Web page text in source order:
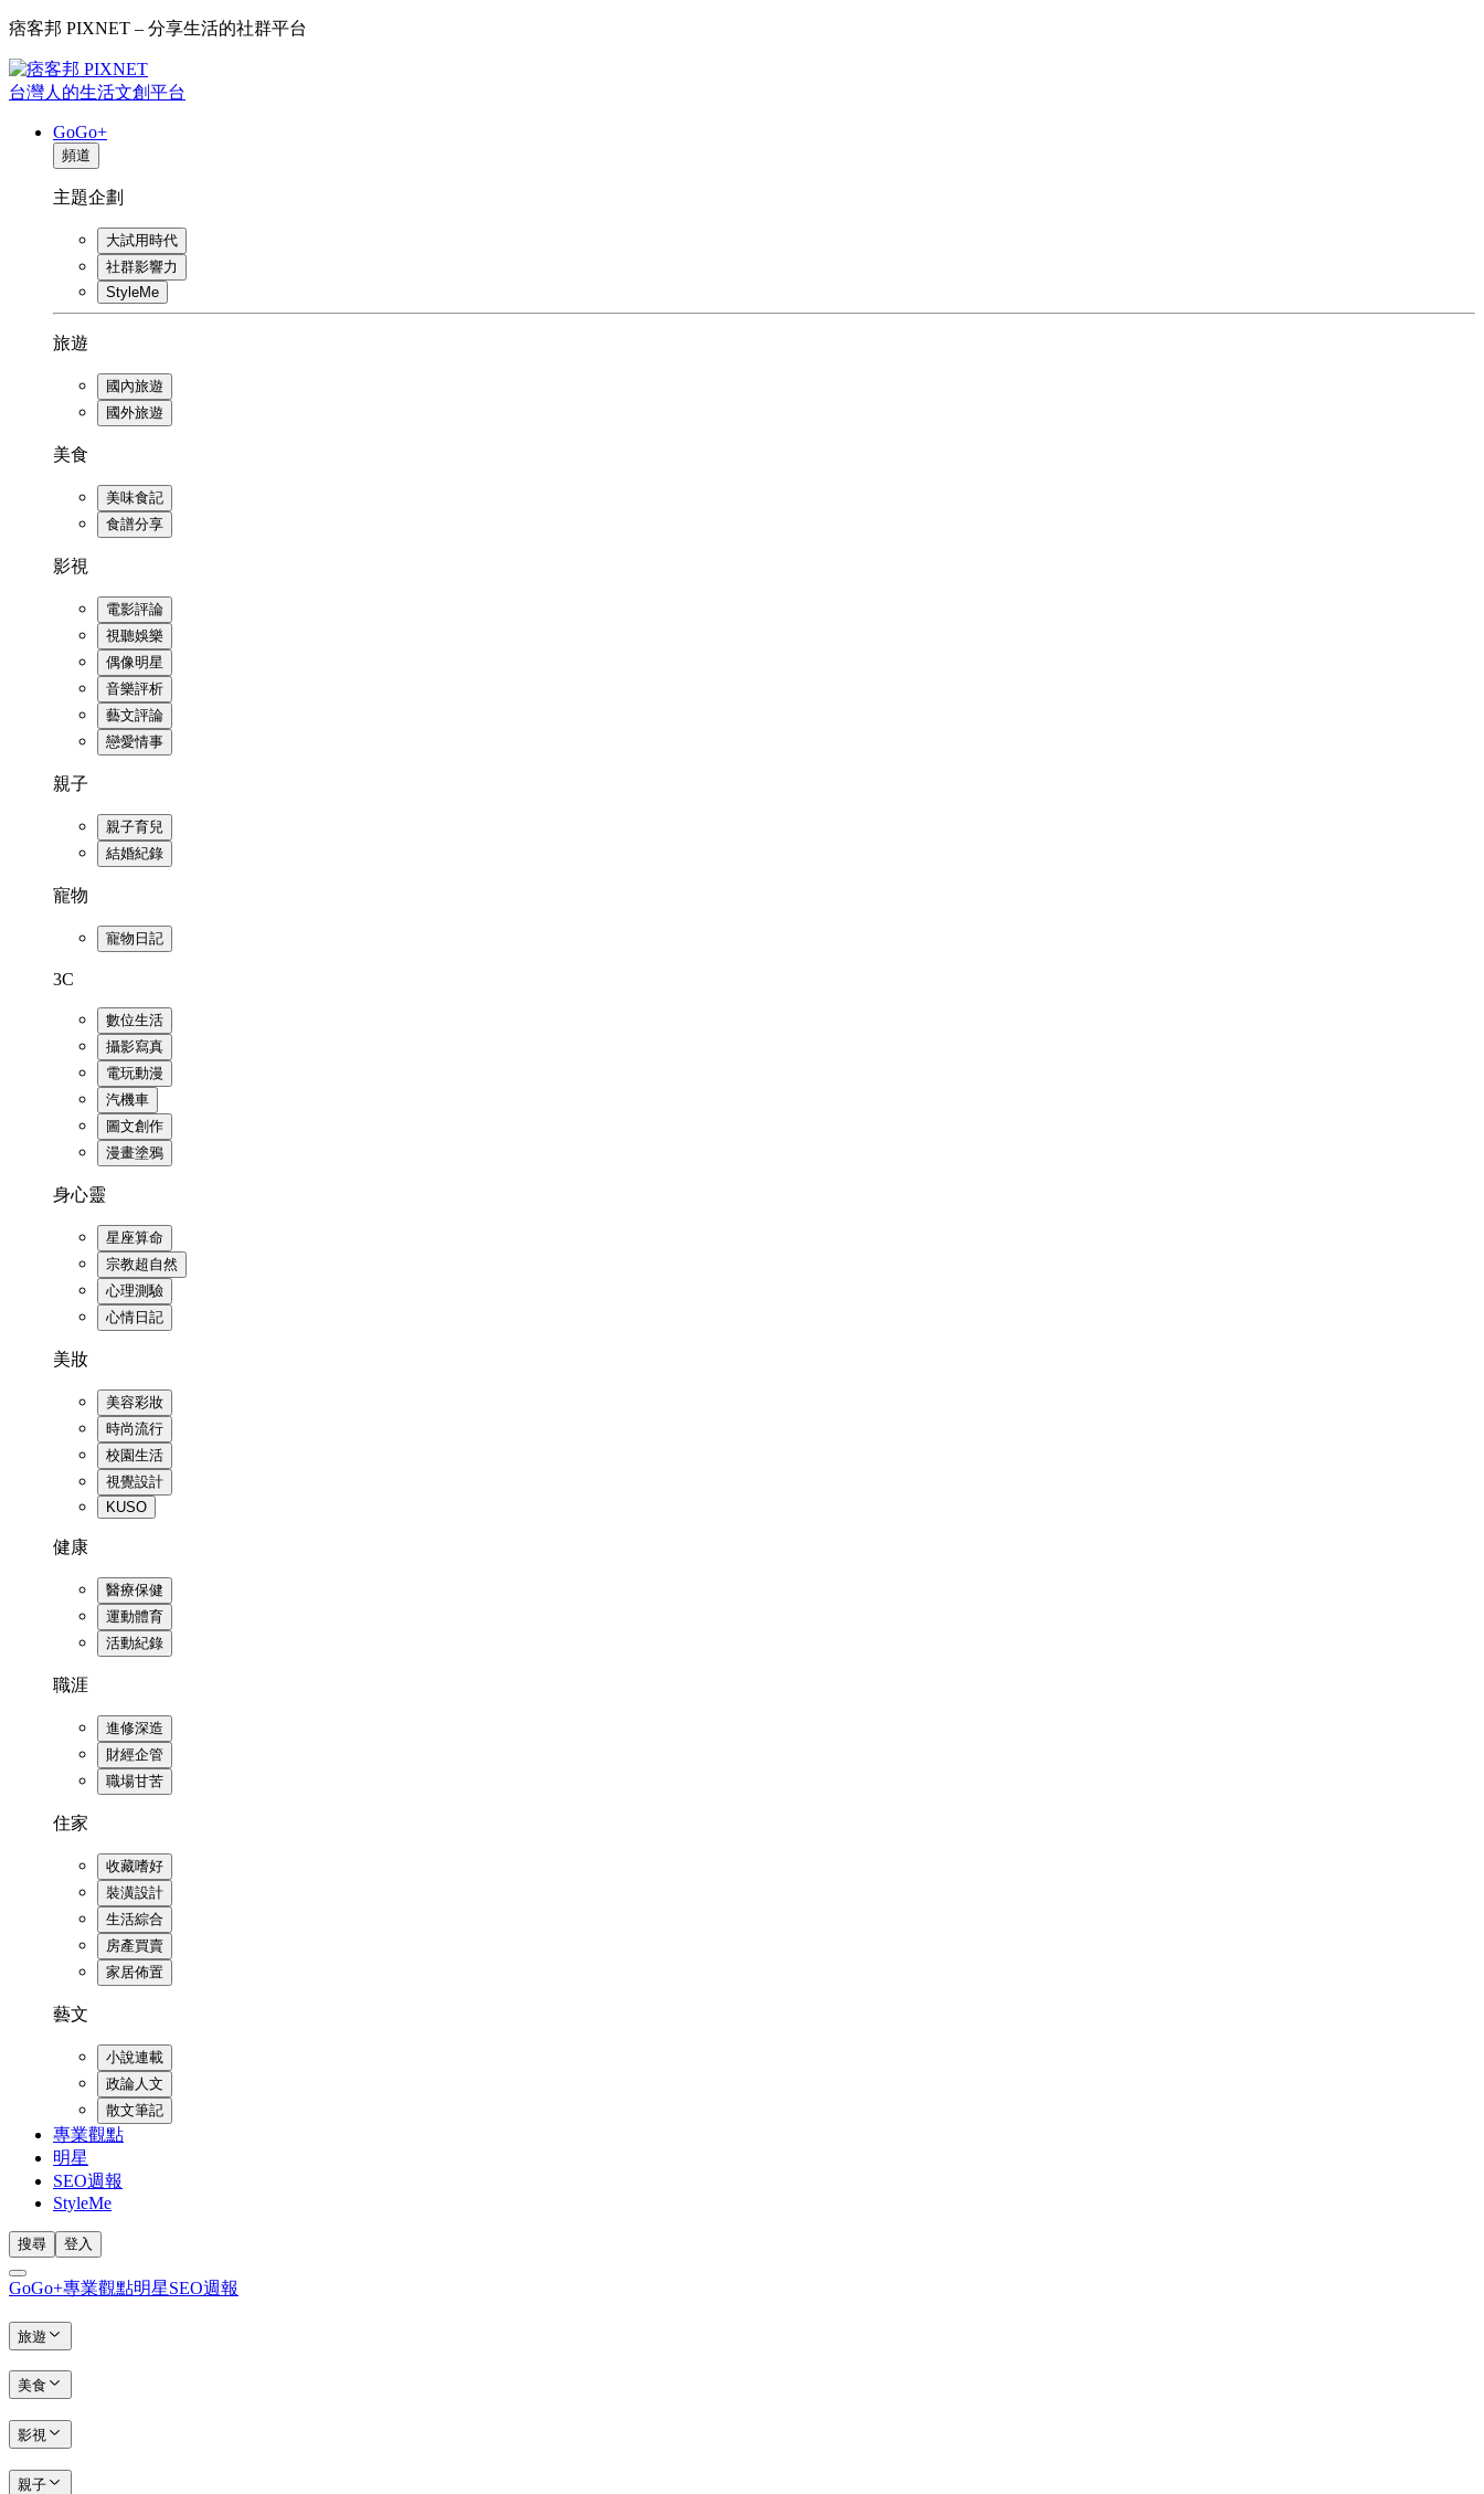
痞客邦 PIXNET – 分享生活的社群平台
台灣人的生活文創平台
GoGo+
頻道
主題企劃
大試用時代
社群影響力
StyleMe
旅遊
國內旅遊
國外旅遊
美食
美味食記
食譜分享
影視
電影評論
視聽娛樂
偶像明星
音樂評析
藝文評論
戀愛情事
親子
親子育兒
結婚紀錄
寵物
寵物日記
3C
數位生活
攝影寫真
電玩動漫
汽機車
圖文創作
漫畫塗鴉
身心靈
星座算命
宗教超自然
心理測驗
心情日記
美妝
美容彩妝
時尚流行
校園生活
視覺設計
KUSO
健康
醫療保健
運動體育
活動紀錄
職涯
進修深造
財經企管
職場甘苦
住家
收藏嗜好
裝潢設計
生活綜合
房產買賣
家居佈置
藝文
小說連載
政論人文
散文筆記
專業觀點
明星
SEO週報
StyleMe
搜尋 登入
GoGo+專業觀點明星SEO週報
旅遊
美食
影視
親子